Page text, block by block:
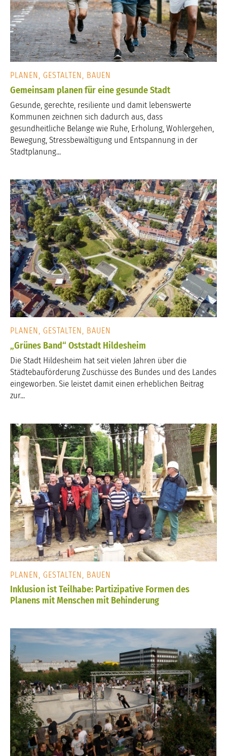
PLANEN, GESTALTEN, BAUEN
Gemeinsam planen für eine gesunde Stadt
Gesunde, gerechte, resiliente und damit lebenswerte
Kommunen zeichnen sich dadurch aus, dass
gesundheitliche Belange wie Ruhe, Erholung, Wohlergehen,
Bewegung, Stressbewältigung und Entspannung in der
Stadtplanung...
PLANEN, GESTALTEN, BAUEN
„Grünes Band“ Oststadt Hildesheim
Die Stadt Hildesheim hat seit vielen Jahren über die
Städtebauförderung Zuschüsse des Bundes und des Landes
eingeworben. Sie leistet damit einen erheblichen Beitrag
zur...
PLANEN, GESTALTEN, BAUEN
Inklusion ist Teilhabe: Partizipative Formen des
Planens mit Menschen mit Behinderung